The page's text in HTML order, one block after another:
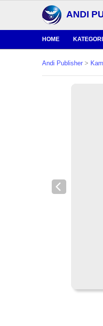
ANDI
HOME KATEGORI
Andi Publisher >